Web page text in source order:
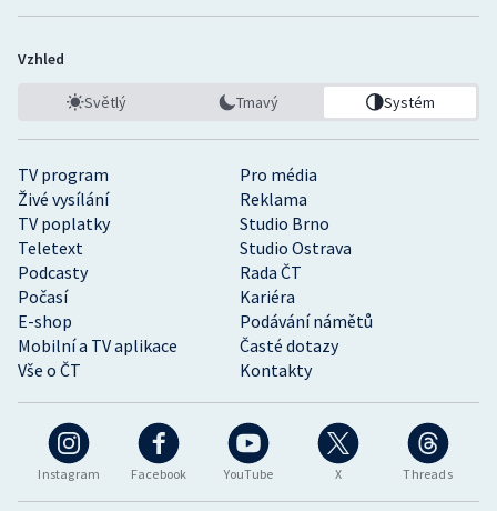
Instagram Facebook YouTube X Threads
TV program
Pro média
Živé vysílání
Reklama
TV poplatky
Studio Brno
Teletext
Studio Ostrava
Podcasty
Rada ČT
Počasí
Kariéra
E-shop
Podávání námětů
Mobilní a TV aplikace
Časté dotazy
Vše o ČT
Kontakty
Vzhled
Světlý Tmavý Systém